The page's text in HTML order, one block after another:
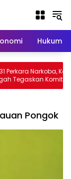
Hukum
Narkoba, Kejari
Komitmen
Hingga Tuntas
Pongok